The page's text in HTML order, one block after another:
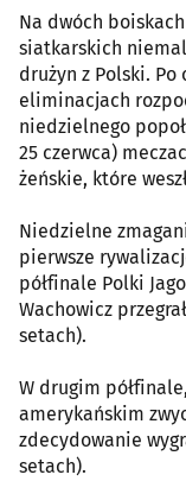
Na dwóch
siatkarskich
drużyn z Polski.
eliminacjach
niedzielnego
25 czerwca)
żeńskie, które
Niedzielne
pierwsze
półfinale Polki
Wachowicz
setach).
W drugim
amerykańskim
zdecydowanie
setach).